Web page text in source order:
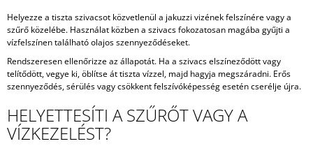
Helyezze a tiszta szivacsot közvetlenül a jakuzzi vizének felszínére vagy a
szűrő közelébe. Használat közben a szivacs fokozatosan magába gyűjti a
vízfelszínen található olajos szennyeződéseket.
Rendszeresen ellenőrizze az állapotát. Ha a szivacs elszíneződött vagy
telítődött, vegye ki, öblítse át tiszta vízzel, majd hagyja megszáradni. Erős
szennyeződés, sérülés vagy csökkent felszívóképesség esetén cserélje újra.
HELYETTESÍTI A SZŰRŐT VAGY A
VÍZKEZELÉST?